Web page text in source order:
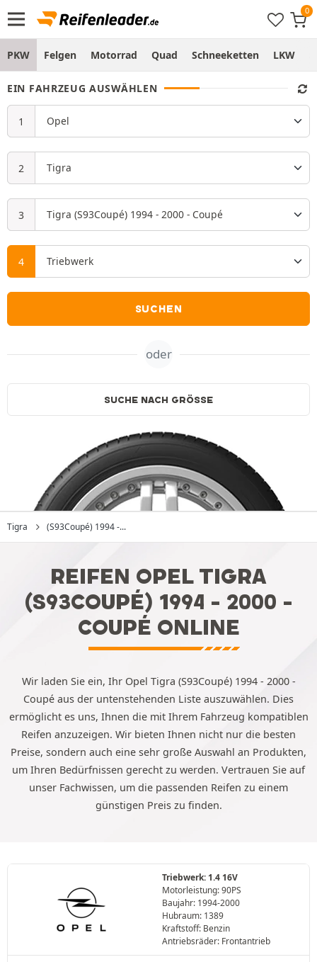
PKW Felgen Motorrad Quad Schneeketten LKW
EIN FAHRZEUG AUSWÄHLEN
SUCHEN
oder
SUCHE NACH GRÖSSE
Tigra (S93Coupé) 1994 -...
REIFEN OPEL TIGRA
(S93COUPÉ) 1994 - 2000 -
COUPÉ ONLINE
Wir laden Sie ein, Ihr Opel Tigra (S93Coupé) 1994 - 2000 -
Coupé aus der untenstehenden Liste auszuwählen. Dies
ermöglicht es uns, Ihnen die mit Ihrem Fahrzeug kompatiblen
Reifen anzuzeigen. Wir bieten Ihnen nicht nur die besten
Preise, sondern auch eine sehr große Auswahl an Produkten,
um Ihren Bedürfnissen gerecht zu werden. Vertrauen Sie auf
unser Fachwissen, um die passenden Reifen zu einem
günstigen Preis zu finden.
Triebwerk: 1.4 16V
Motorleistung: 90PS
Baujahr: 1994-2000
Hubraum: 1389
Kraftstoff: Benzin
Antriebsräder: Frontantrieb